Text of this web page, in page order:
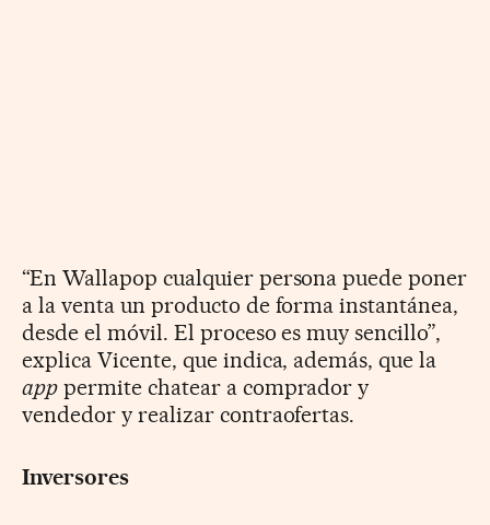
“En Wallapop cualquier persona puede poner
a la venta un producto de forma instantánea,
desde el móvil. El proceso es muy sencillo”,
explica Vicente, que indica, además, que la
apppermite chatear a comprador y
vendedor y realizar contraofertas.
Inversores